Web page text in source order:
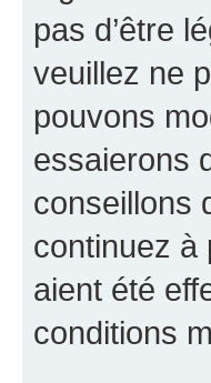
pas d’être
veuillez ne
pouvons
essaierons
conseillons
continuez à
aient été
conditions